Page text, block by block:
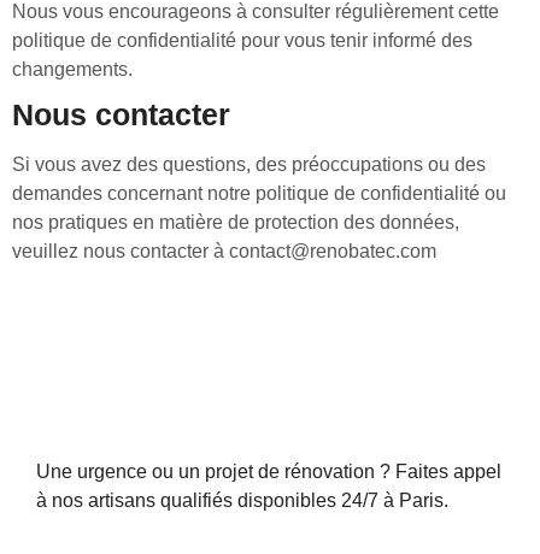
Nous vous encourageons à consulter régulièrement cette
politique de confidentialité pour vous tenir informé des
changements.
Nous contacter
Si vous avez des questions, des préoccupations ou des
demandes concernant notre politique de confidentialité ou
nos pratiques en matière de protection des données,
veuillez nous contacter à contact@renobatec.com
Une urgence ou un projet de rénovation ? Faites appel
à nos artisans qualifiés disponibles 24/7 à Paris.